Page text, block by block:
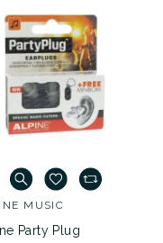
MUSIC
Party Plug